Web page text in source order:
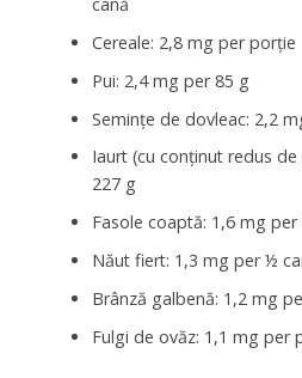
Cereale: 2,8 mg per porție
Pui: 2,4 mg per 85 g
Semințe de dovleac: 2,2
Iaurt (cu conținut redus
227 g
Fasole coaptă: 1,6 mg per
Năut fiert: 1,3 mg per ½
Brânză galbenă: 1,2 mg
Fulgi de ovăz: 1,1 mg per